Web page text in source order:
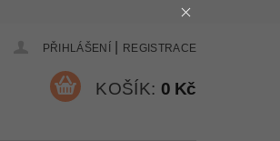
PŘIHLÁŠENÍ REGISTRACE
KOŠÍK: 0 Kč